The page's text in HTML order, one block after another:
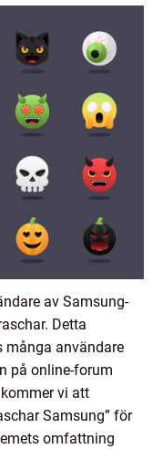
av Samsung-
Detta
många användare
på online-forum
vi att
Samsung” för
omfattning